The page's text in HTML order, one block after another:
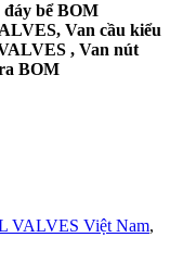
bể BOM
Van cầu kiểu
, Van nút
BOM
VALVES Việt Nam,